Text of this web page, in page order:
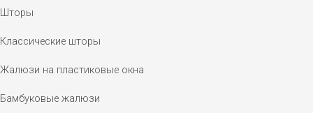
Шторы
Классические шторы
Жалюзи на пластиковые окна
Бамбуковые жалюзи